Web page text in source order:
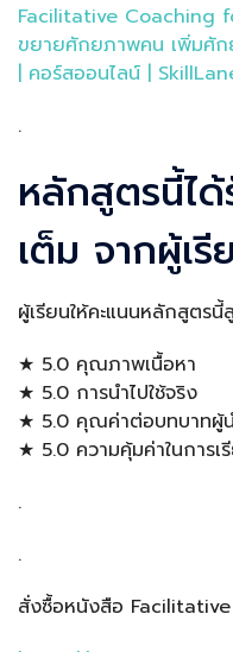
Facilitative Coaching
ขยายศักยภาพคน เพิ่มศัก
| คอร์สออนไลน์ |
.
หลักสูตรนี้ได้
เต็ม จากผู้เรี
ผู้เรียนให้คะแนนหลักสูตร
★ 5.0 คุณภาพเนื้อหา
★ 5.0 การนำไปใช้จริง
★ 5.0 คุณค่าต่อบทบาทผู้
★ 5.0 ความคุ้มค่าในการเ
.
.
สั่งซื้อหนังสือ